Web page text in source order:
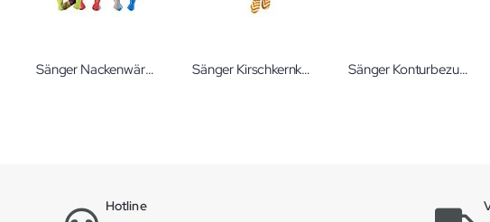
Sänger Nackenwärmflasche 1,4 L Sänger Kirschkernkissen Hase Tammy / Tommy / Timmy Körnerkissen Hase gestreift Sänger Konturbezug mit Wärmflasche 2 Liter
Hotline